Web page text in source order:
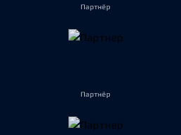
Партнёр
Партнёр